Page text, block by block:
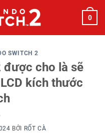
0
SWITCH 2
được cho là sẽ
kích thước
BỞI RỐT CÀ